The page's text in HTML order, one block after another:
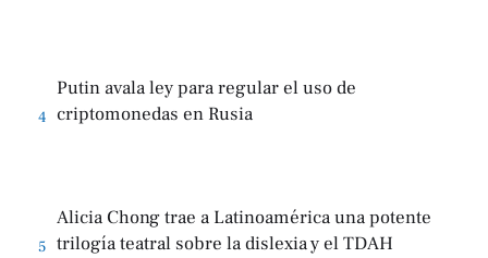
4
Putin avala ley para regular el uso de
criptomonedas en Rusia
5
Alicia Chong trae a Latinoamérica una potente
trilogía teatral sobre la dislexia y el TDAH